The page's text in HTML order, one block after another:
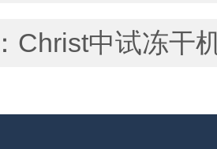
Christ中试冻干